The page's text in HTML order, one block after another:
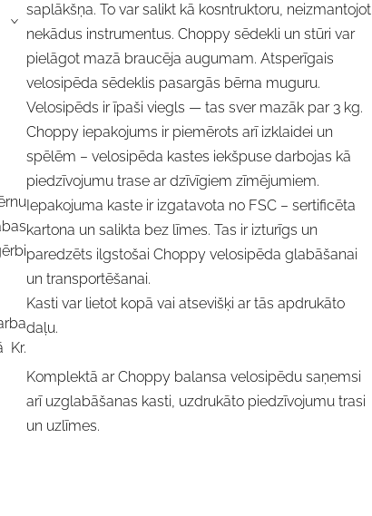
›
Kr.
saplākšņa. To var salikt kā kosntruktoru, neizmantojot
nekādus instrumentus. Choppy sēdekli un stūri var
pielāgot mazā braucēja augumam. Atsperīgais
velosipēda sēdeklis pasargās bērna muguru.
Velosipēds ir īpaši viegls — tas sver mazāk par 3 kg.
Choppy iepakojums ir piemērots arī izklaidei un
spēlēm – velosipēda kastes iekšpuse darbojas kā
piedzīvojumu trase ar dzīvīgiem zīmējumiem.
Iepakojuma kaste ir izgatavota no FSC – sertificēta
kartona un salikta bez līmes. Tas ir izturīgs un
paredzēts ilgstošai Choppy velosipēda glabāšanai
un transportēšanai.
Kasti var lietot kopā vai atsevišķi ar tās apdrukāto
daļu.
Komplektā ar Choppy balansa velosipēdu saņemsi
arī uzglabāšanas kasti, uzdrukāto piedzīvojumu trasi
un uzlīmes.